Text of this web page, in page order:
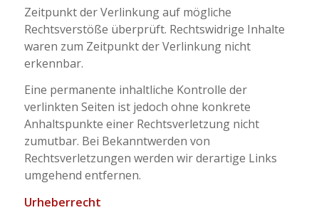
Zeitpunkt der Verlinkung auf mögliche
Rechtsverstöße überprüft. Rechtswidrige Inhalte
waren zum Zeitpunkt der Verlinkung nicht
erkennbar.
Eine permanente inhaltliche Kontrolle der
verlinkten Seiten ist jedoch ohne konkrete
Anhaltspunkte einer Rechtsverletzung nicht
zumutbar. Bei Bekanntwerden von
Rechtsverletzungen werden wir derartige Links
umgehend entfernen.
Urheberrecht